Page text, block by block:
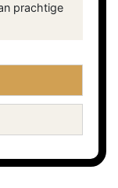
prachtige